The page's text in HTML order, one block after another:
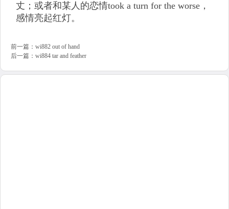
丈；或者和某人的恋情took a turn for the worse，
感情亮起红灯。
前一篇： wi882 out of hand
后一篇： wi884 tar and feather